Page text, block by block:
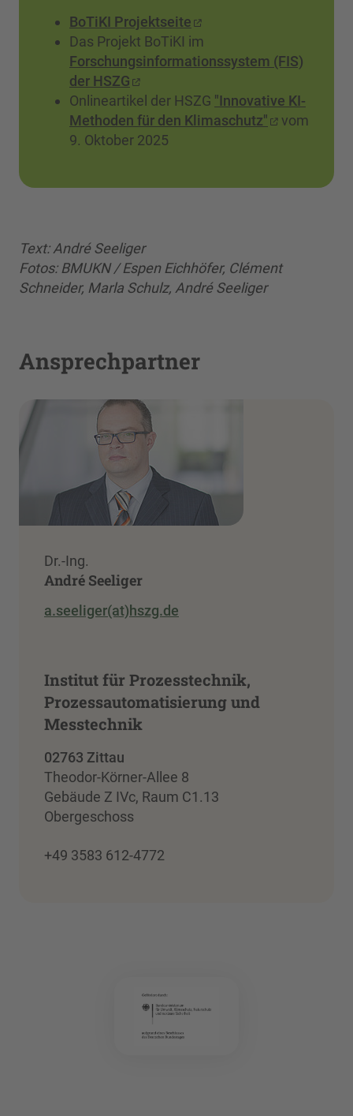
BoTiKI Projektseite
Das Projekt BoTiKI im
Forschungsinformationssystem (FIS)
der HSZG
Onlineartikel der HSZG "Innovative KI-
Methoden für den Klimaschutz"
vom
9. Oktober 2025
Text: André Seeliger
Fotos: BMUKN / Espen Eichhöfer, Clément
Schneider, Marla Schulz, André Seeliger
Ansprechpartner
Dr.-Ing.
André Seeliger
a.seeliger(at)hszg.de
Institut für Prozesstechnik,
Prozessautomatisierung und
Messtechnik
02763 Zittau
Theodor-Körner-Allee 8
Gebäude Z IVc, Raum C1.13
Obergeschoss
+49 3583 612-4772